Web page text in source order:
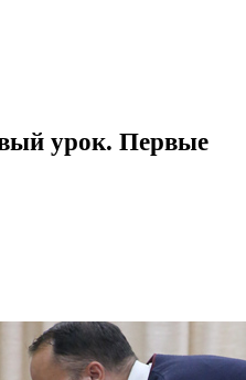
урок. Первые